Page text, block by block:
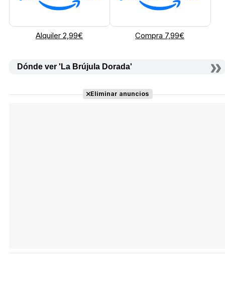
Alquiler 2,99€ Compra 7,99€
Dónde ver 'La Brújula Dorada'
Eliminar anuncios